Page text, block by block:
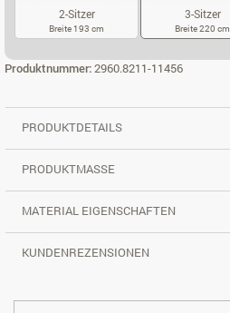
2-Sitzer
Breite 193 cm
3-Sitzer
Breite 220 cm
Produktnummer:2960.8211-11456
PRODUKTDETAILS
PRODUKTMASSE
MATERIAL EIGENSCHAFTEN
KUNDENREZENSIONEN